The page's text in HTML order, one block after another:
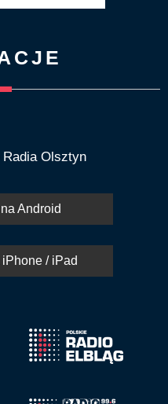
Olsztyn
Android
/ iPad